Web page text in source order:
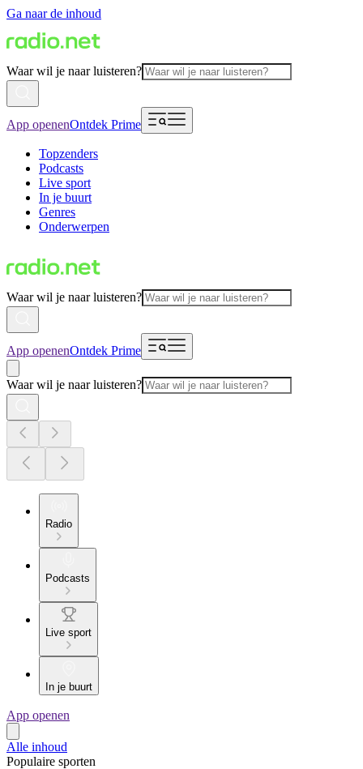
Ga naar de inhoud
Waar wil je naar luisteren?
App openenOntdek Prime
Topzenders
Podcasts
Live sport
In je buurt
Genres
Onderwerpen
Waar wil je naar luisteren?
App openenOntdek Prime
Waar wil je naar luisteren?
Radio
Podcasts
Live sport
In je buurt
App openen
Alle inhoud
Populaire sporten